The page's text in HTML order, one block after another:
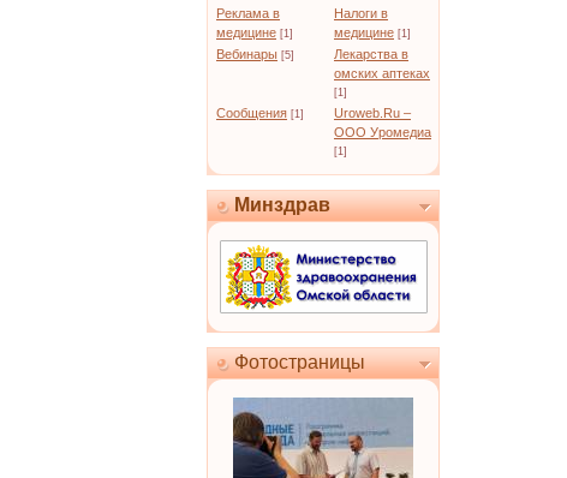
Реклама в
медицине [1]
Налоги в
медицине [1]
Вебинары [5]
Лекарства в
омских аптеках
[1]
Сообщения [1]
Uroweb.Ru –
ООО Уромедиа
[1]
Минздрав
Фотостраницы